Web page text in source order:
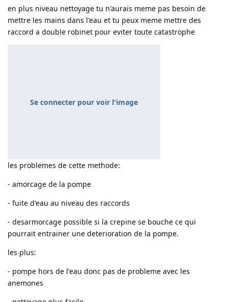
en plus niveau nettoyage tu n'aurais meme pas besoin de
mettre les mains dans l'eau et tu peux meme mettre des
raccord a double robinet pour eviter toute catastrophe
Se connecter pour voir l'image
les problemes de cette methode:
- amorcage de la pompe
- fuite d'eau au niveau des raccords
- desarmorcage possible si la crepine se bouche ce qui
pourrait entrainer une deterioration de la pompe.
les plus:
- pompe hors de l'eau donc pas de probleme avec les
anemones